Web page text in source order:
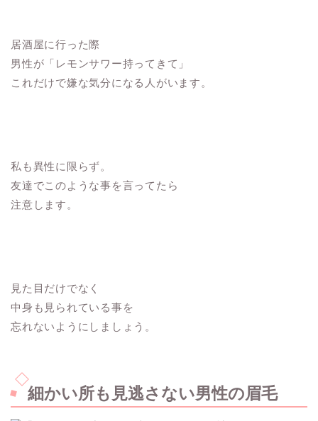
居酒屋に行った際
男性が「レモンサワー持ってきて」
これだけで嫌な気分になる人がいます。
私も異性に限らず。
友達でこのような事を言ってたら
注意します。
見た目だけでなく
中身も見られている事を
忘れないようにしましょう。
細かい所も見逃さない男性の眉毛